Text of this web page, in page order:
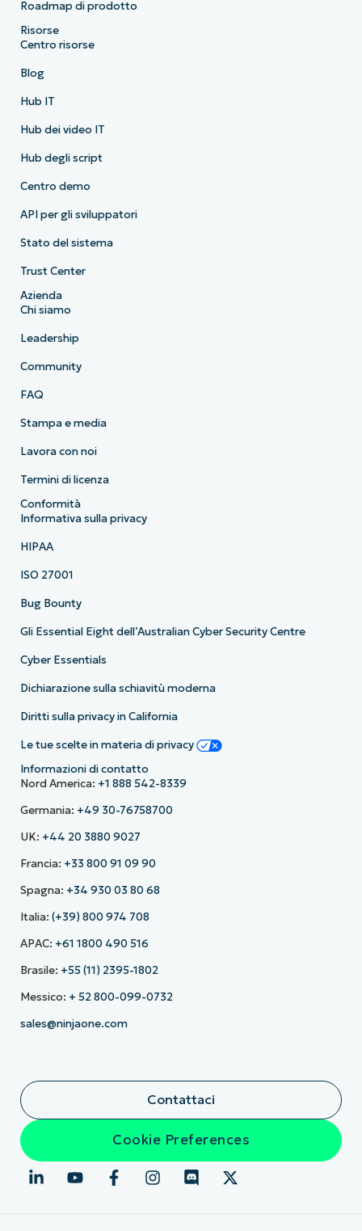
Roadmap di prodotto
Risorse
Centro risorse
Blog
Hub IT
Hub dei video IT
Hub degli script
Centro demo
API per gli sviluppatori
Stato del sistema
Trust Center
Azienda
Chi siamo
Leadership
Community
FAQ
Stampa e media
Lavora con noi
Termini di licenza
Conformità
Informativa sulla privacy
HIPAA
ISO 27001
Bug Bounty
Gli Essential Eight dell’Australian Cyber Security Centre
Cyber Essentials
Dichiarazione sulla schiavitù moderna
Diritti sulla privacy in California
Le tue scelte in materia di privacy
Informazioni di contatto
Nord America: +1 888 542-8339
Germania: +49 30-76758700
UK: +44 20 3880 9027
Francia: +33 800 91 09 90
Spagna: +34 930 03 80 68
Italia: (+39) 800 974 708
APAC: +61 1800 490 516
Brasile: +55 (11) 2395-1802
Messico: + 52 800-099-0732
sales@ninjaone.com
Contattaci
Cookie Preferences